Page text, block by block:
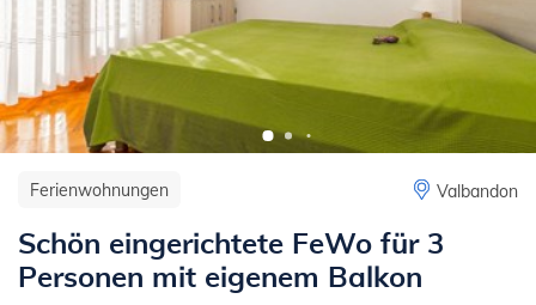
Ferienwohnungen Valbandon
Schön eingerichtete FeWo für 3
Personen mit eigenem Balkon